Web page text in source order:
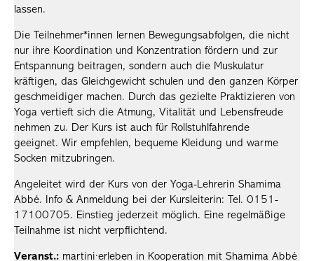
lassen.
Die Teilnehmer*innen lernen Bewegungsabfolgen, die nicht
nur ihre Koordination und Konzentration fördern und zur
Entspannung beitragen, sondern auch die Muskulatur
kräftigen, das Gleichgewicht schulen und den ganzen Körper
geschmeidiger machen. Durch das gezielte Praktizieren von
Yoga vertieft sich die Atmung, Vitalität und Lebensfreude
nehmen zu. Der Kurs ist auch für Rollstuhlfahrende
geeignet. Wir empfehlen, bequeme Kleidung und warme
Socken mitzubringen.
Angeleitet wird der Kurs von der Yoga-Lehrerin Shamima
Abbé. Info & Anmeldung bei der Kursleiterin: Tel. 0151-
17100705. Einstieg jederzeit möglich. Eine regelmäßige
Teilnahme ist nicht verpflichtend.
Veranst.: martini·erleben in Kooperation mit Shamima Abbé